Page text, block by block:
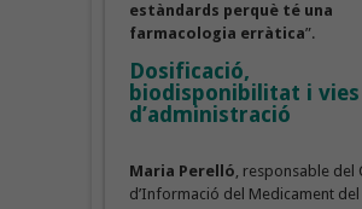
estàndards perquè té una
farmacologia erràtica”.
Dosificació,
biodisponibilitat i vies
d’administració
Maria Perelló, responsable del
d’Informació del Medicament del